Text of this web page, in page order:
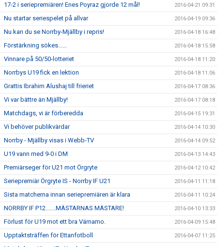
17-2 i seriepremiären! Enes Poyraz gjorde 12 mål! 2016-04-21 09:31
Nu startar seriespelet på allvar 2016-04-19 09:36
Nu kan du se Norrby-Mjällby i repris! 2016-04-18 16:48
Förstärkning sökes...... 2016-04-18 15:58
Vinnare på 50/50-lotteriet 2016-04-18 11:20
Norrbys U19 fick en lektion 2016-04-18 11:06
Grattis Ibrahim Alushaj till frieriet 2016-04-17 08:36
Vi var bättre än Mjällby! 2016-04-17 08:18
Matchdags, vi är förberedda 2016-04-15 19:31
Vi behöver publikvärdar 2016-04-14 10:30
Norrby - Mjällby visas i Webb-TV 2016-04-14 09:52
U19 vann med 9-0 i DM 2016-04-13 14:43
Premiärseger för U21 mot Örgryte 2016-04-12 10:42
Seriepremiär Örgryte IS - Norrby IF U21 2016-04-11 11:18
Sista matcherna innan seriepremiären är klara 2016-04-11 10:24
NORRBY IF P12.......MÄSTARNAS MÄSTARE! 2016-04-10 13:33
Förlust för U19 mot ett bra Värnamo. 2016-04-09 15:48
Upptaktsträffen för Ettanfotboll 2016-04-07 11:25